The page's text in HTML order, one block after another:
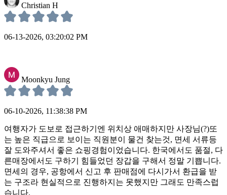
Christian H
06-13-2026, 03:20:02 PM
Moonkyu Jung
06-10-2026, 11:38:38 PM
여행자가 도보로 접근하기엔 위치상 애매하지만 사장님(?)또
는 높은 직급으로 보이는 직원분이 물건 찾는것, 면세 서류등
잘 도와주셔서 좋은 쇼핑경험이었습니다. 한국에서도 품절, 다
른매장에서도 구하기 힘들었던 장갑을 구해서 정말 기쁩니다.
면세의 경우, 공항에서 신고 후 판매점에 다시가서 환급을 받
는 구조라 현실적으로 진행하지는 못했지만 그래도 만족스럽
습니다.